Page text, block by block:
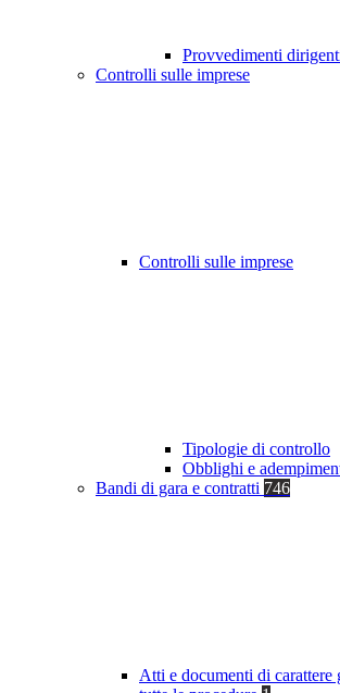
Provvedimenti
Controlli sulle imprese
Controlli sulle imprese
Tipologie di controllo
Obblighi e
Bandi di gara e contratti 746
Atti e documenti di carattere